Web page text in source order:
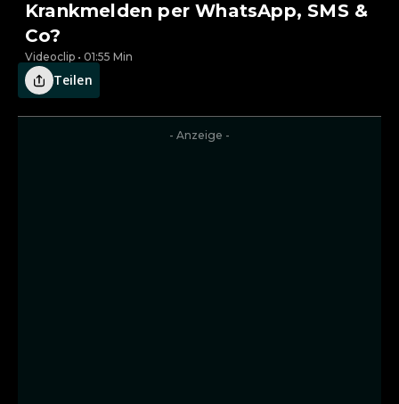
Krankmelden per WhatsApp, SMS &
Co?
Videoclip • 01:55 Min
Teilen
- Anzeige -